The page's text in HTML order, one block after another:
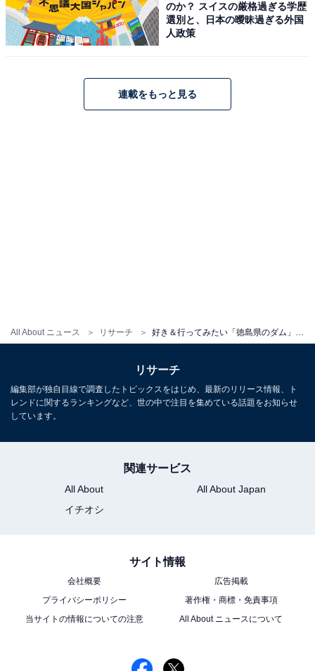
All About ニュース リサーチ
好き＆行ってみたい「山口県のダム」ランキン
グ！ 2位「湯の原ダム」、断トツ1位は？
【2025年調査】
のか？ スイスの厳格過ぎる学歴
選別と、日本の曖昧過ぎる外国
人政策
連載をもっと見る
リサーチ
編集部が独自目線で調査したトピックスをはじめ、最新のリリース情報、ト
レンドに関するランキングなど、世の中で注目を集めている話題をお知らせ
しています。
関連サービス
All About
All About Japan
イチオシ
サイト情報
会社概要
広告掲載
プライバシーポリシー
著作権・商標・免責事項
当サイトの情報についての注意
All About ニュースについて